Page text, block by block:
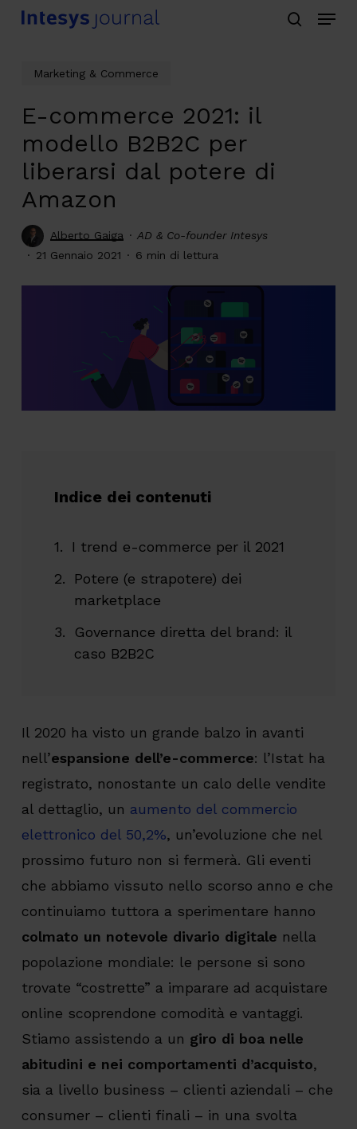
Skip
Menu
Marketing & Commerce
E-commerce 2021: il
modello B2B2C per
liberarsi dal potere di
Amazon
Alberto Gaiga
AD & Co-founder Intesys
21 Gennaio 2021
6 min di lettura
Indice dei contenuti
I trend e-commerce per il 2021
Potere (e strapotere) dei
marketplace
Governance diretta del brand: il
caso B2B2C
Il 2020 ha visto un grande balzo in avanti
nell’espansione dell’e-commerce: l’Istat ha
registrato, nonostante un calo delle vendite
al dettaglio, un aumento del commercio
elettronico del 50,2%, un’evoluzione che nel
prossimo futuro non si fermerà. Gli eventi
che abbiamo vissuto nello scorso anno e che
continuiamo tuttora a sperimentare hanno
colmato un notevole divario digitale nella
popolazione mondiale: le persone si sono
trovate “costrette” a imparare ad acquistare
online scoprendone comodità e vantaggi.
Stiamo assistendo a un giro di boa nelle
abitudini e nei comportamenti d’acquisto,
sia a livello business – clienti aziendali – che
consumer – clienti finali – in una svolta